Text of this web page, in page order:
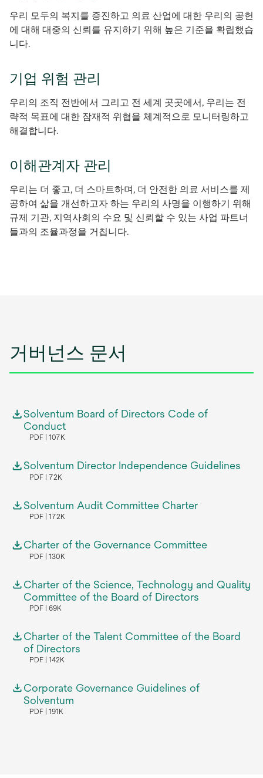
우리 모두의 복지를 증진하고 의료 산업에 대한 우리의 공헌
에 대해 대중의 신뢰를 유지하기 위해 높은 기준을 확립했습
니다.
기업 위험 관리
우리의 조직 전반에서 그리고 전 세계 곳곳에서, 우리는 전
략적 목표에 대한 잠재적 위협을 체계적으로 모니터링하고
해결합니다.
이해관계자 관리
우리는 더 좋고, 더 스마트하며, 더 안전한 의료 서비스를 제
공하여 삶을 개선하고자 하는 우리의 사명을 이행하기 위해
규제 기관, 지역사회의 수요 및 신뢰할 수 있는 사업 파트너
들과의 조율과정을 거칩니다.
거버넌스 문서
Solventum Board of Directors Code of
Conduct
PDF 107K
Solventum Director Independence Guidelines
PDF 72K
Solventum Audit Committee Charter
PDF 172K
Charter of the Governance Committee
PDF 130K
Charter of the Science, Technology and Quality
Committee of the Board of Directors
PDF 69K
Charter of the Talent Committee of the Board
of Directors
PDF 142K
Corporate Governance Guidelines of
Solventum
PDF 191K